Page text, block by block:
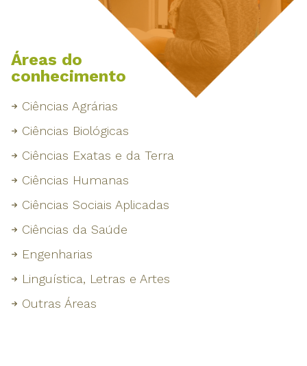
Áreas do
conhecimento
Ciências Agrárias
Ciências Biológicas
Ciências Exatas e da Terra
Ciências Humanas
Ciências Sociais Aplicadas
Ciências da Saúde
Engenharias
Linguística, Letras e Artes
Outras Áreas